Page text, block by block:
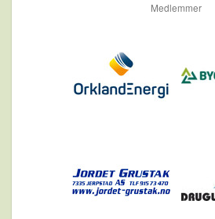
Medlemmer